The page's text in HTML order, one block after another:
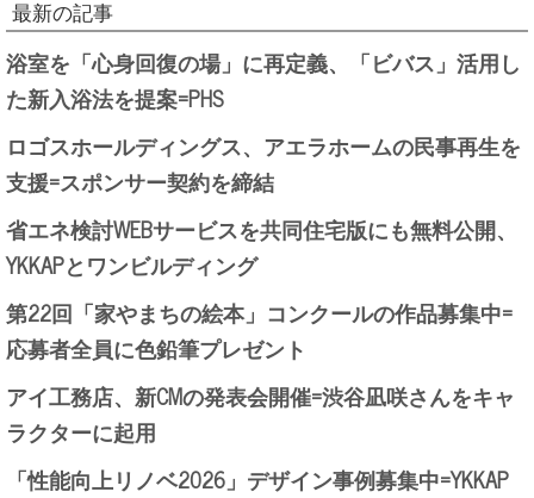
最新の記事
浴室を「心身回復の場」に再定義、「ビバス」活用し
た新入浴法を提案=PHS
ロゴスホールディングス、アエラホームの民事再生を
支援=スポンサー契約を締結
省エネ検討WEBサービスを共同住宅版にも無料公開、
YKKAPとワンビルディング
第22回「家やまちの絵本」コンクールの作品募集中=
応募者全員に色鉛筆プレゼント
アイ工務店、新CMの発表会開催=渋谷凪咲さんをキャ
ラクターに起用
「性能向上リノベ2026」デザイン事例募集中=YKKAP